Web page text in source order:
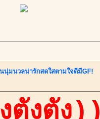
นุ่มนวลน่ารักสดใสตามใจดีมีGF!
ตังตัง))